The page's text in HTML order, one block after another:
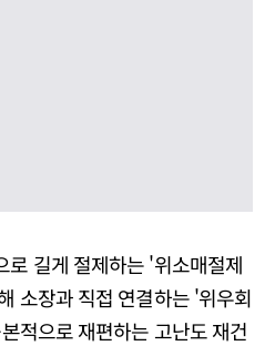
로 길게 절제하는 '위소매절제
소장과 직접 연결하는 '위우회
적으로 재편하는 고난도 재건